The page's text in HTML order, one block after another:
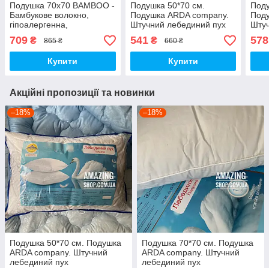
Подушка 70х70 BAMBOO -
Бамбукове волокно,
гіпоалергенна,
антибактеріальна
709 ₴ 865 ₴
Купити
Подушка 50*70 см.
Подушка ARDA company.
Штучний лебединий пух
541₴ 660 ₴
Купити
578
Акційні пропозиції та новинки
–18%
Подушка 50*70 см. Подушка
ARDA company. Штучний
лебединий пух
–18%
Подушка 70*70 см. Подушка
ARDA company. Штучний
лебединий пух